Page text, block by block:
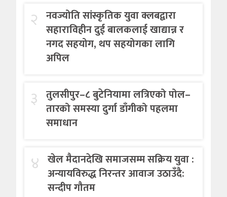
२ नवज्योति सांस्कृतिक युवा क्लबद्वारा
सहाराविहीन दुई बालकलाई खाद्यान्न र
नगद सहयोग, थप सहयोगका लागि
अपिल
३ तुलसीपुर–८ बुटेनियामा लत्रिएको पोल–
तारको समस्या दुर्गा डाँगीको पहलमा
समाधान
४ खेल मैदानदेखि समाजसम्म सक्रिय युवा :
अन्यायविरुद्ध निरन्तर आवाज उठाउँदै:
सन्दीप गौतम